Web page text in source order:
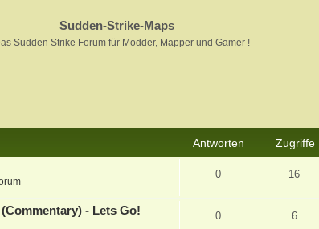
Sudden-Strike-Maps
Sudden Strike Forum für Modder, Mapper und Gamer !
Antworten Zugriffe
0 16
- Lets Go! 0 6